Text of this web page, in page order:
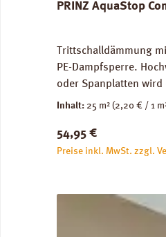
PRINZ AquaStop
Trittschalldämmung
PE-Dampfsperre.
oder Spanplatten
Trittschalldämmung
2,2 mm, 1 Rolle =
Verlegeanleitung
Inhalt: 25 m² (2,20 € / 1
Regulärer Preis:
54,95 €
Preise inkl. MwSt. zzgl.